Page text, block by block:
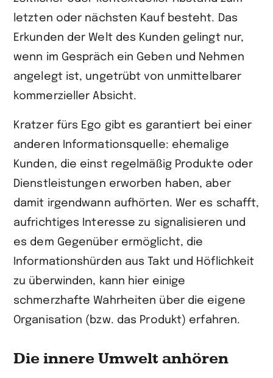
letzten oder nächsten Kauf besteht. Das
Erkunden der Welt des Kunden gelingt nur,
wenn im Gespräch ein Geben und Nehmen
angelegt ist, ungetrübt von unmittelbarer
kommerzieller Absicht.
Kratzer fürs Ego gibt es garantiert bei einer
anderen Informationsquelle: ehemalige
Kunden, die einst regelmäßig Produkte oder
Dienstleistungen erworben haben, aber
damit irgendwann aufhörten. Wer es schafft,
aufrichtiges Interesse zu signalisieren und
es dem Gegenüber ermöglicht, die
Informationshürden aus Takt und Höflichkeit
zu überwinden, kann hier einige
schmerzhafte Wahrheiten über die eigene
Organisation (bzw. das Produkt) erfahren.
Die innere Umwelt anhören